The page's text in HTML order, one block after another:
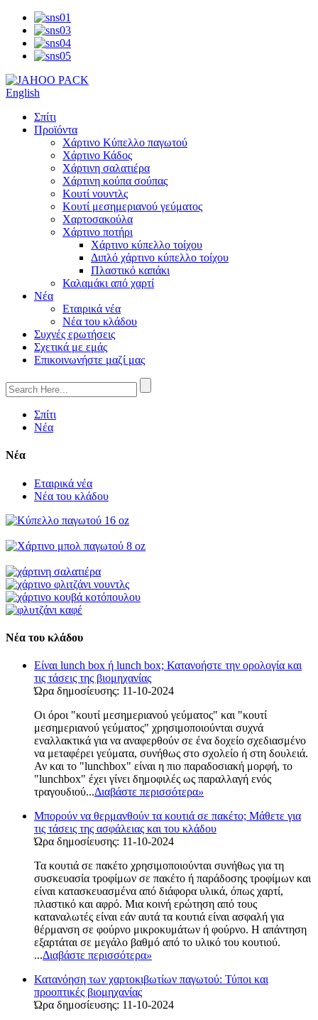
English
Σπίτι
Προϊόντα
Χάρτινο Κύπελλο παγωτού
Χάρτινο Κάδος
Χάρτινη σαλατιέρα
Χάρτινη κούπα σούπας
Κουτί νουντλς
Κουτί μεσημεριανού γεύματος
Χαρτοσακούλα
Χάρτινο ποτήρι
Χάρτινο κύπελλο τοίχου
Διπλό χάρτινο κύπελλο τοίχου
Πλαστικό καπάκι
Καλαμάκι από χαρτί
Νέα
Εταιρικά νέα
Νέα του κλάδου
Συχνές ερωτήσεις
Σχετικά με εμάς
Επικοινωνήστε μαζί μας
Σπίτι
Νέα
Νέα
Εταιρικά νέα
Νέα του κλάδου
Νέα του κλάδου
Είναι lunch box ή lunch box; Κατανοήστε την ορολογία και
τις τάσεις της βιομηχανίας
Ώρα δημοσίευσης: 11-10-2024
Οι όροι "κουτί μεσημεριανού γεύματος" και "κουτί
μεσημεριανού γεύματος" χρησιμοποιούνται συχνά
εναλλακτικά για να αναφερθούν σε ένα δοχείο σχεδιασμένο
να μεταφέρει γεύματα, συνήθως στο σχολείο ή στη δουλειά.
Αν και το "lunchbox" είναι η πιο παραδοσιακή μορφή, το
"lunchbox" έχει γίνει δημοφιλές ως παραλλαγή ενός
τραγουδιού...Διαβάστε περισσότερα»
Μπορούν να θερμανθούν τα κουτιά σε πακέτο; Μάθετε για
τις τάσεις της ασφάλειας και του κλάδου
Ώρα δημοσίευσης: 11-10-2024
Τα κουτιά σε πακέτο χρησιμοποιούνται συνήθως για τη
συσκευασία τροφίμων σε πακέτο ή παράδοσης τροφίμων και
είναι κατασκευασμένα από διάφορα υλικά, όπως χαρτί,
πλαστικό και αφρό. Μια κοινή ερώτηση από τους
καταναλωτές είναι εάν αυτά τα κουτιά είναι ασφαλή για
θέρμανση σε φούρνο μικροκυμάτων ή φούρνο. Η απάντηση
εξαρτάται σε μεγάλο βαθμό από το υλικό του κουτιού.
...Διαβάστε περισσότερα»
Κατανόηση των χαρτοκιβωτίων παγωτού: Τύποι και
προοπτικές βιομηχανίας
Ώρα δημοσίευσης: 11-10-2024